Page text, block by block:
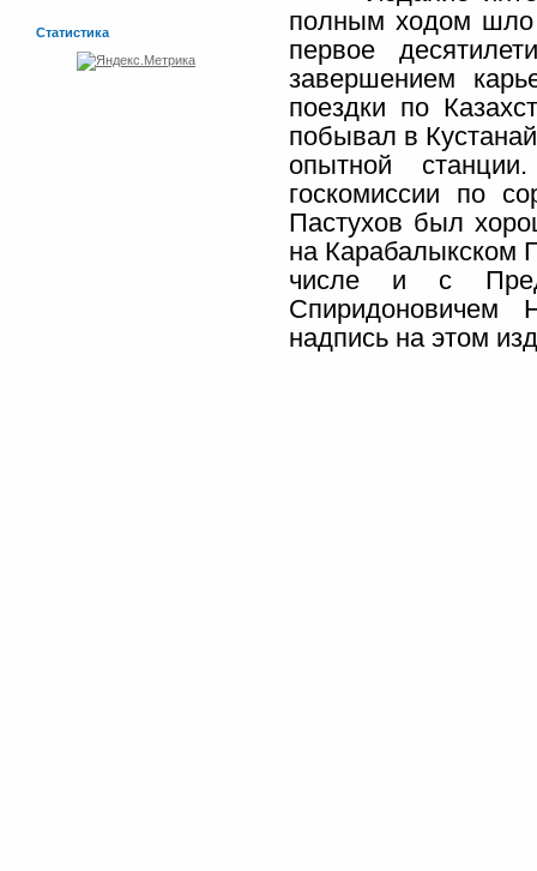
Статистика
полным ходом шло
первое
завершением
поездки по
побывал в
опытной
госкомиссии по
Пастухов был
на Карабалыкском
числе и с
Спиридоновичем
надпись на этом